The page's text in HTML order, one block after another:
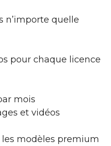
n’importe quelle
pour chaque licence
mois
et vidéos
modèles premium